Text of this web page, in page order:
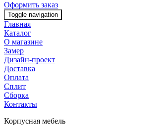
Оформить заказ
Toggle navigation
Главная
Каталог
О магазине
Замер
Дизайн-проект
Доставка
Оплата
Сплит
Сборка
Контакты
Корпусная мебель